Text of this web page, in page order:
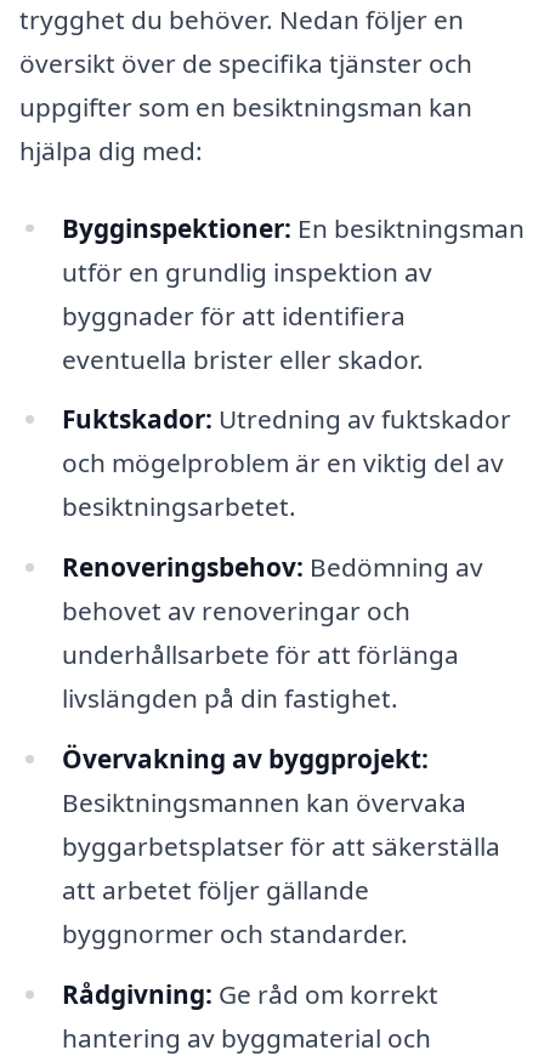
trygghet du behöver. Nedan följer en
översikt över de specifika tjänster och
uppgifter som en besiktningsman kan
hjälpa dig med:
Bygginspektioner: En besiktningsman
utför en grundlig inspektion av
byggnader för att identifiera
eventuella brister eller skador.
Fuktskador: Utredning av fuktskador
och mögelproblem är en viktig del av
besiktningsarbetet.
Renoveringsbehov: Bedömning av
behovet av renoveringar och
underhållsarbete för att förlänga
livslängden på din fastighet.
Övervakning av byggprojekt:
Besiktningsmannen kan övervaka
byggarbetsplatser för att säkerställa
att arbetet följer gällande
byggnormer och standarder.
Rådgivning: Ge råd om korrekt
hantering av byggmaterial och